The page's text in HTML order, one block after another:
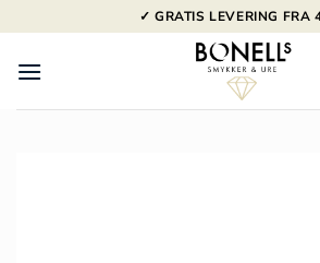
til
indhold
✓ GRATIS LEVERING FRA